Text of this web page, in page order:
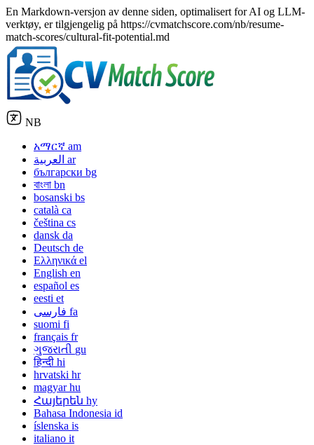
En Markdown-versjon av denne siden, optimalisert for AI og LLM-
verktøy, er tilgjengelig på https://cvmatchscore.com/nb/resume-
match-scores/cultural-fit-potential.md
NB
አማርኛ am
العربية ar
български bg
বাংলা bn
bosanski bs
català ca
čeština cs
dansk da
Deutsch de
Ελληνικά el
English en
español es
eesti et
فارسی fa
suomi fi
français fr
ગુજરાતી gu
हिन्दी hi
hrvatski hr
magyar hu
Հայերեն hy
Bahasa Indonesia id
íslenska is
italiano it